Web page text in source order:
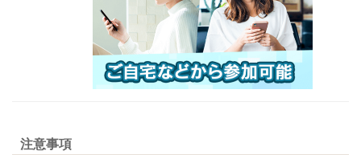
注意事項